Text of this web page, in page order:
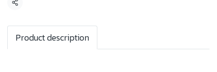
แชร์
Product description